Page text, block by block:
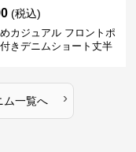
(税込)
カジュアル フロントポ
きデニムショート丈半
ム一覧へ ›